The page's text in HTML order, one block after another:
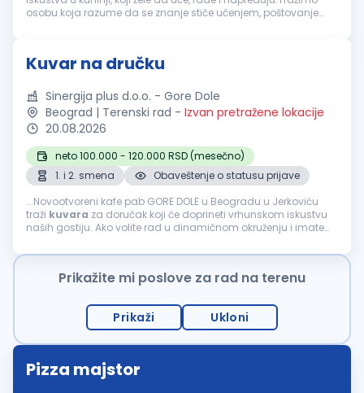
osobu koja razume da se znanje stiče učenjem, poštovanje
Kuvar na dručku
Sinergija plus d.o.o. - Gore Dole
Beograd | Terenski rad - Izvan pretražene lokacije
20.08.2026
neto 100.000 - 120.000 RSD (mesečno)
1. i 2. smena
Obaveštenje o statusu prijave
...Novootvoreni kafe pab GORE DOLE u Beogradu u Jerkoviću
traži kuvara za doručak koji će doprineti vrhunskom iskustvu
naših gostiju. Ako volite rad u dinamičnom okruženju i imate
timu...
Prikažite mi poslove za rad na terenu
Prikaži Ukloni
Pizza majstor